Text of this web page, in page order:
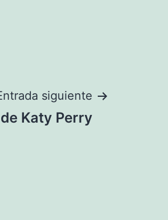
siguiente
Katy Perry